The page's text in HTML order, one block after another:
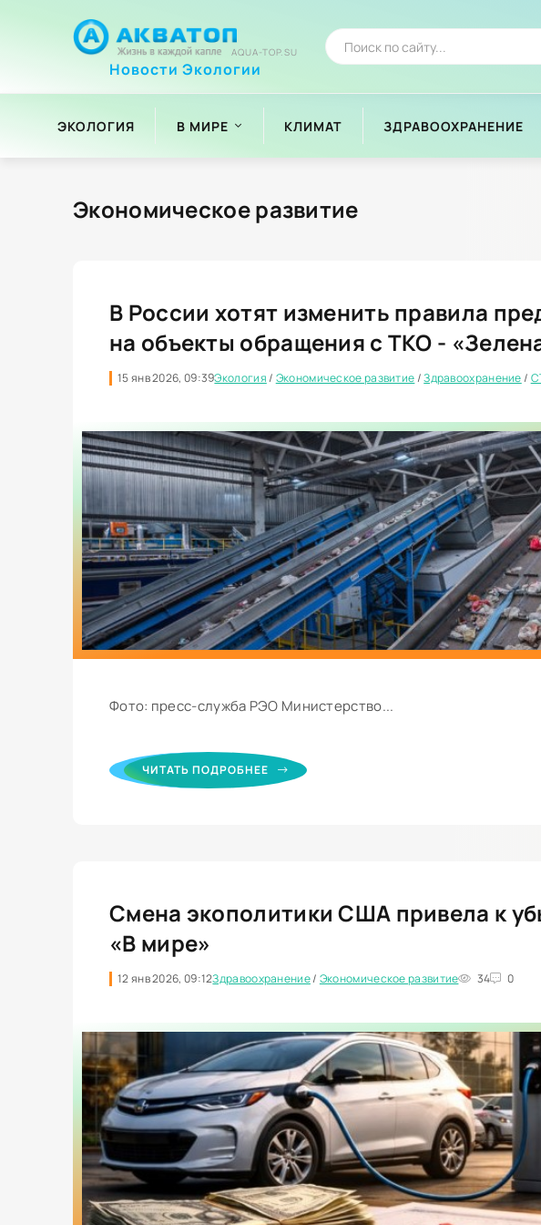
Новости Экологии
AQUA-TOP.SU
ЭКОЛОГИЯ В МИРЕ КЛИМАТ ЗДРАВООХРАНЕНИЕ
Экономическое развитие
В России хотят изменить правила
на объекты обращения с ТКО -
15 янв 2026, 09:39Экология/ Экономическое развитие/Здравоохранение/
Фото: пресс-служба РЭО Министерство...
ЧИТАТЬ ПОДРОБНЕЕ
Смена экополитики США привела к
«В мире»
12 янв 2026, 09:12Здравоохранение/ Экономическое развитие 34 0